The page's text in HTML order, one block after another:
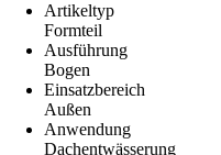
Artikeltyp
Formteil
Ausführung
Bogen
Einsatzbereich
Außen
Anwendung
Dachentwässerung